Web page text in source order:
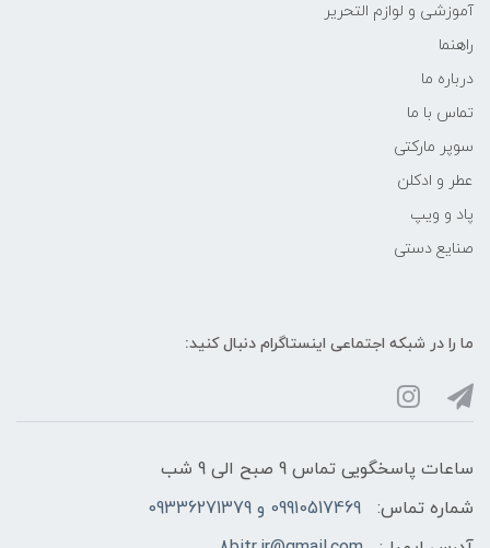
آموزشی و لوازم التحریر
راهنما
درباره ما
تماس با ما
سوپر مارکتی
عطر و ادکلن
پاد و ویپ
صنایع دستی
ما را در شبکه‌ اجتماعی اینستاگرام دنبال کنید:
ساعات پاسخگویی تماس 9 صبح الی 9 شب
شماره تماس:
09910517469 و 09336271379